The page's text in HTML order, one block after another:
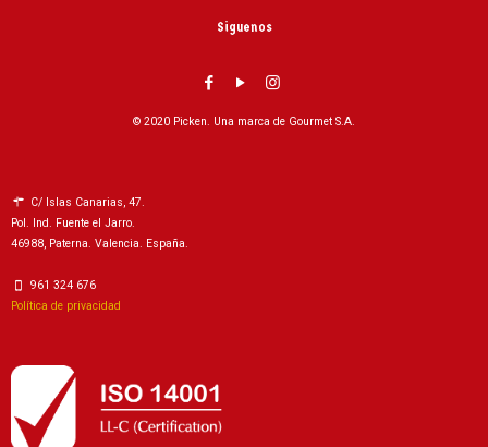
Siguenos
© 2020 Picken. Una marca de Gourmet S.A.
C/ Islas Canarias, 47.
Pol. Ind. Fuente el Jarro.
46988, Paterna. Valencia. España.
961 324 676
Política de privacidad